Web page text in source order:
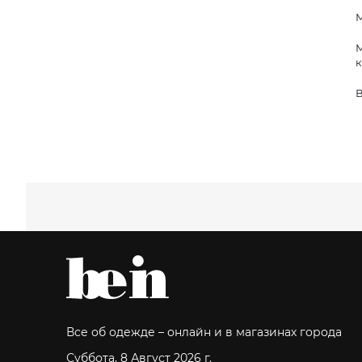
Все об одежде – онлайн и в магазинах города
Суббота, 8 Август 2026 г.